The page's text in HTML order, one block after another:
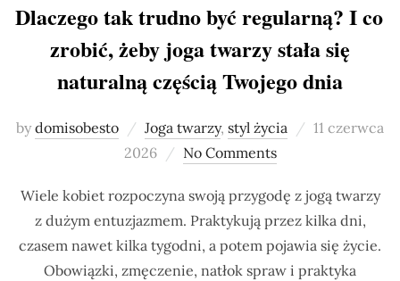
Dlaczego tak trudno być regularną? I co
zrobić, żeby joga twarzy stała się
naturalną częścią Twojego dnia
bydomisobesto Joga twarzy, styl życia
Posted
11 czerwca
2026
No Comments
Wiele kobiet rozpoczyna swoją przygodę z jogą twarzy
z dużym entuzjazmem. Praktykują przez kilka dni,
czasem nawet kilka tygodni, a potem pojawia się życie.
Obowiązki, zmęczenie, natłok spraw i praktyka